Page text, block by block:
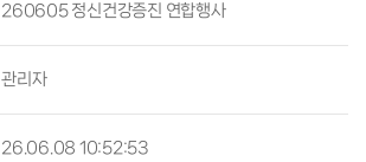
260605 정신건강증진 연합행사
관리자
26.06.08 10:52:53